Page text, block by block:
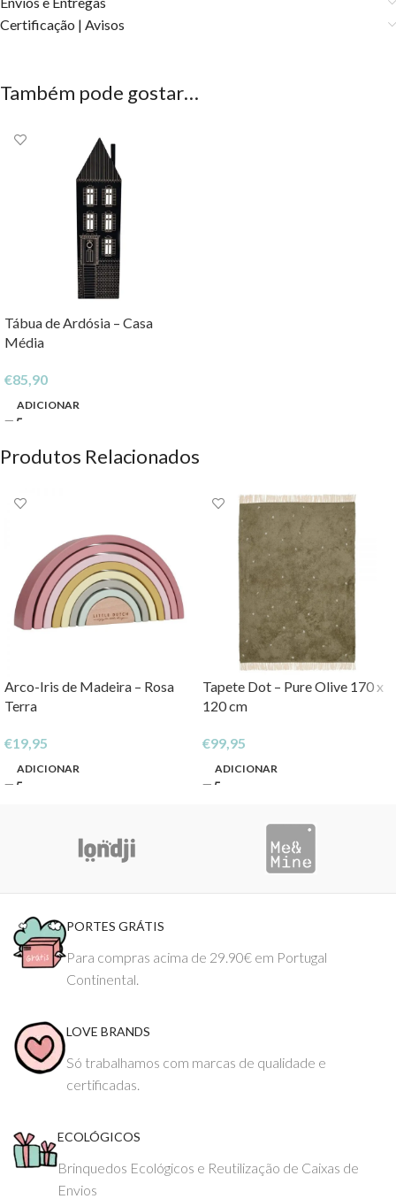
Certificação | Avisos
Também pode gostar…
Tábua de Ardósia – Casa
Média
€85,90
ADICIONAR
Produtos Relacionados
Arco-Iris de Madeira – Rosa
Terra
€19,95
ADICIONAR
Tapete Dot – Pure Olive 170 x
120 cm
€99,95
ADICIONAR
PORTES GRÁTIS
Para compras acima de 29.90€ em Portugal
Continental.
LOVE BRANDS
Só trabalhamos com marcas de qualidade e
certificadas.
ECOLÓGICOS
Brinquedos Ecológicos e Reutilização de Caixas de
Envios